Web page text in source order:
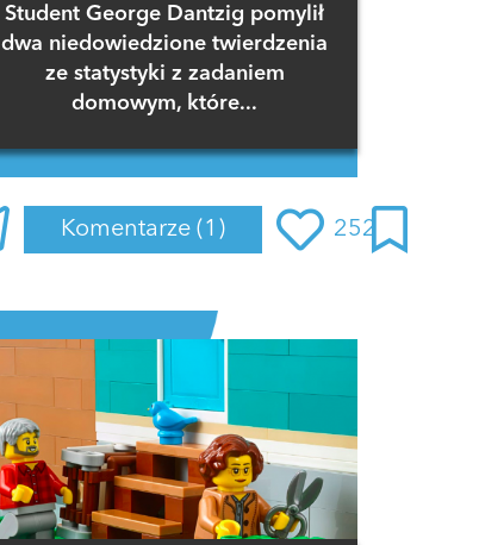
Student George Dantzig pomylił
dwa niedowiedzione twierdzenia
ze statystyki z zadaniem
domowym, które...
Komentarze (1) 252